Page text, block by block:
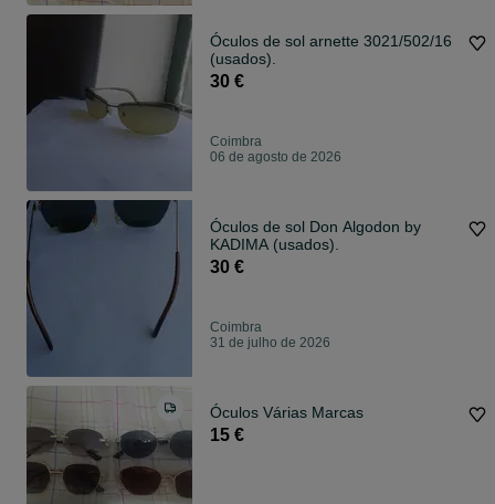
Óculos de sol arnette 3021/502/16
(usados).
30 €
Coimbra
06 de agosto de 2026
Óculos de sol Don Algodon by
KADIMA (usados).
30 €
Coimbra
31 de julho de 2026
Óculos Várias Marcas
15 €